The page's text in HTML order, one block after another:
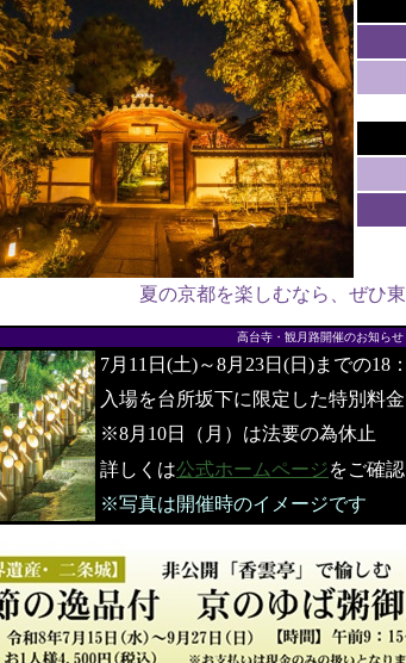
夏の京都を楽しむなら、ぜひ東
高台寺・観月路開催のお知らせ
7月11日(土)～8月23日(日)までの18
入場を台所坂下に限定した特別料
※8月10日（月）は法要の為休止
詳しくは公式ホームページをご確
※写真は開催時のイメージです